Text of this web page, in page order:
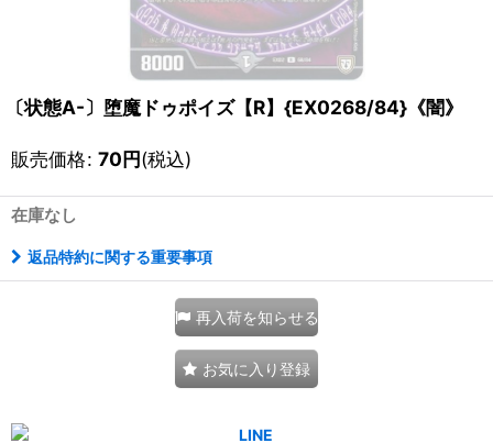
〔状態A-〕堕魔ドゥポイズ【R】{EX0268/84}《闇》
販売価格: 70円(税込)
在庫なし
返品特約に関する重要事項
再入荷を知らせる
お気に入り登録